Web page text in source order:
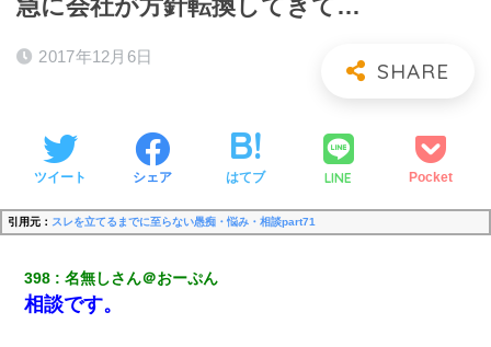
急に会社が方針転換してきて…
2017年12月6日
ツイート シェア はてブ LINE Pocket
引用元： スレを立てるまでに至らない愚痴・悩み・相談part71
398 名無しさん＠おーぷん
相談です。